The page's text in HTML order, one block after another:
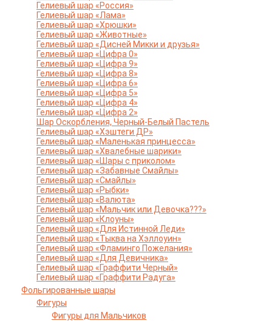
Гелиевый шар «Россия»
Гелиевый шар «Лама»
Гелиевый шар «Хрюшки»
Гелиевый шар «Животные»
Гелиевый шар «Дисней Микки и друзья»
Гелиевый шар «Цифра 0»
Гелиевый шар «Цифра 9»
Гелиевый шар «Цифра 8»
Гелиевый шар «Цифра 6»
Гелиевый шар «Цифра 5»
Гелиевый шар «Цифра 4»
Гелиевый шар «Цифра 2»
Шар Оскорбления, Черный-Белый Пастель
Гелиевый шар «Хэштеги ДР»
Гелиевый шар «Маленькая принцесса»
Гелиевый шар «Хвалебные шарики»
Гелиевый шар «Шары с приколом»
Гелиевый шар «Забавные Смайлы»
Гелиевый шар «Смайлы»
Гелиевый шар «Рыбки»
Гелиевый шар «Валюта»
Гелиевый шар «Мальчик или Девочка???»
Гелиевый шар «Клоуны»
Гелиевый шар «Для Истинной Леди»
Гелиевый шар «Тыква на Хэллоуин»
Гелиевый шар «Фламинго Пожелания»
Гелиевый шар «Для Девичника»
Гелиевый шар «Граффити Черный»
Гелиевый шар «Граффити Радуга»
Фольгированные шары
Фигуры
Фигуры для Мальчиков